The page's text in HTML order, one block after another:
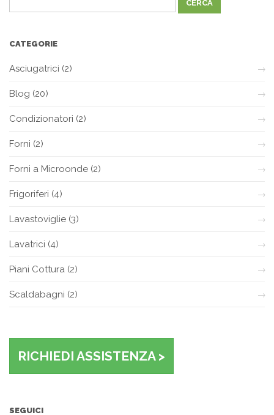
CATEGORIE
Asciugatrici (2)
Blog (20)
Condizionatori (2)
Forni (2)
Forni a Microonde (2)
Frigoriferi (4)
Lavastoviglie (3)
Lavatrici (4)
Piani Cottura (2)
Scaldabagni (2)
RICHIEDI ASSISTENZA >
SEGUICI